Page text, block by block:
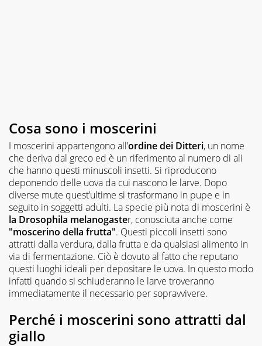
Cosa sono i moscerini
I moscerini appartengono all’ordine dei Ditteri, un nome
che deriva dal greco ed è un riferimento al numero di ali
che hanno questi minuscoli insetti. Si riproducono
deponendo delle uova da cui nascono le larve. Dopo
diverse mute quest’ultime si trasformano in pupe e in
seguito in soggetti adulti. La specie più nota di moscerini è
la Drosophila melanogaster, conosciuta anche come
"moscerino della frutta". Questi piccoli insetti sono
attratti dalla verdura, dalla frutta e da qualsiasi alimento in
via di fermentazione. Ciò è dovuto al fatto che reputano
questi luoghi ideali per depositare le uova. In questo modo
infatti quando si schiuderanno le larve troveranno
immediatamente il necessario per sopravvivere.
Perché i moscerini sono attratti dal
giallo